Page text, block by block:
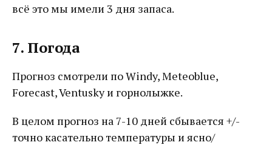
всё это мы имели 3 дня запаса.
7. Погода
Прогноз смотрели по Windy, Meteoblue,
Forecast, Ventusky и горнолыжке.
В целом прогноз на 7-10 дней сбывается +/-
точно касательно температуры и ясно/